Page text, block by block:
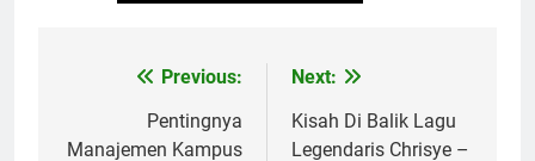
navigation
Previous:
Pentingnya
Manajemen Kampus
Next:
Kisah Di Balik Lagu
Legendaris Chrisye –